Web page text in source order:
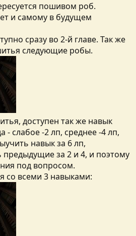
пошивом роб.
и самому в будущем
сразу во 2-й главе. Так же
следующие робы.
доступен так же навык
- слабое -2 лп, среднее -4 лп,
навык за 6 лп,
предыдущие за 2 и 4, и поэтому
под вопросом.
со всеми 3 навыками: